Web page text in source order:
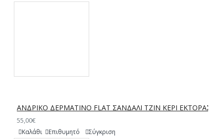
ΑΝΔΡΙΚΟ ΔΕΡΜΑΤΙΝΟ FLAT ΣΑΝΔΑΛΙ ΤΖΙΝ ΚΕΡΙ ΕΚΤΟΡΑΣ
55,00€
Καλάθι Επιθυμητό Σύγκριση